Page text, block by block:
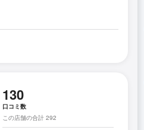
130
口コミ数
この店舗の合計 292